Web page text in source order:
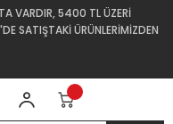
VARDIR, 5400 TL ÜZERİ
SATIŞTAKİ ÜRÜNLERİMİZDEN